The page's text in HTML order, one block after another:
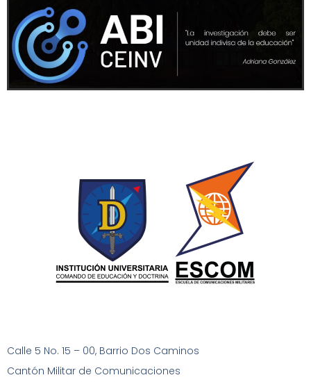
Calle 5 No. 15 – 00, Barrio Dos Caminos
Cantón Militar de Comunicaciones